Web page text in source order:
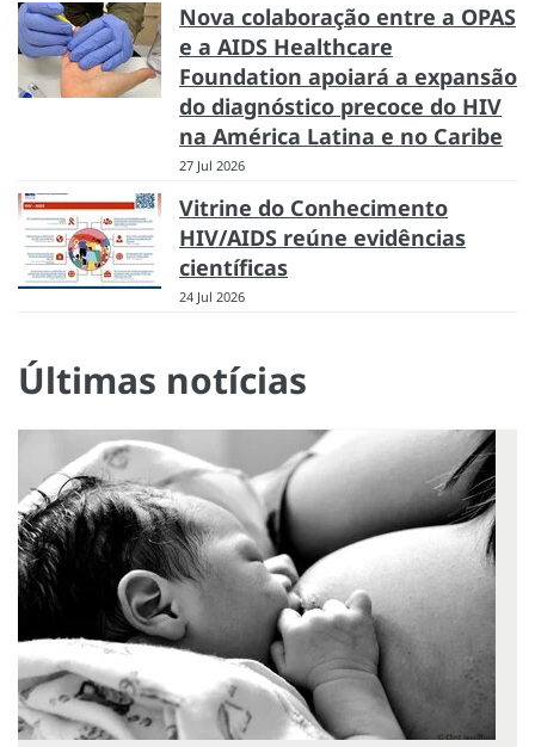
Nova colaboração entre a OPAS
e a AIDS Healthcare
Foundation apoiará a expansão
do diagnóstico precoce do HIV
na América Latina e no Caribe
27 Jul 2026
Vitrine do Conhecimento
HIV/AIDS reúne evidências
científicas
24 Jul 2026
Últimas notícias